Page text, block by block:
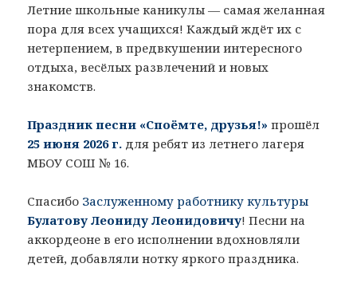
Летние школьные каникулы — самая желанная
пора для всех учащихся! Каждый ждёт их с
нетерпением, в предвкушении интересного
отдыха, весёлых развлечений и новых
знакомств.
Праздник песни «Споёмте, друзья!» прошёл
25 июня 2026 г. для ребят из летнего лагеря
МБОУ СОШ № 16.
Спасибо Заслуженному работнику культуры
Булатову Леониду Леонидовичу! Песни на
аккордеоне в его исполнении вдохновляли
детей, добавляли нотку яркого праздника.